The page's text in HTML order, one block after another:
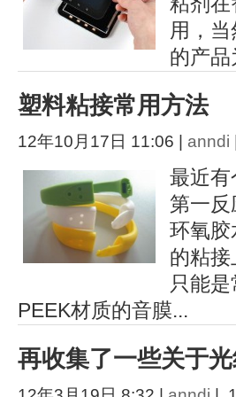
用，
的产品
塑料粘接常用方法
12年10月17日 11:06 | anndi
最近有
第一
环氧胶
的粘
只能
PEEK材质的音膜...
再收集了一些关于